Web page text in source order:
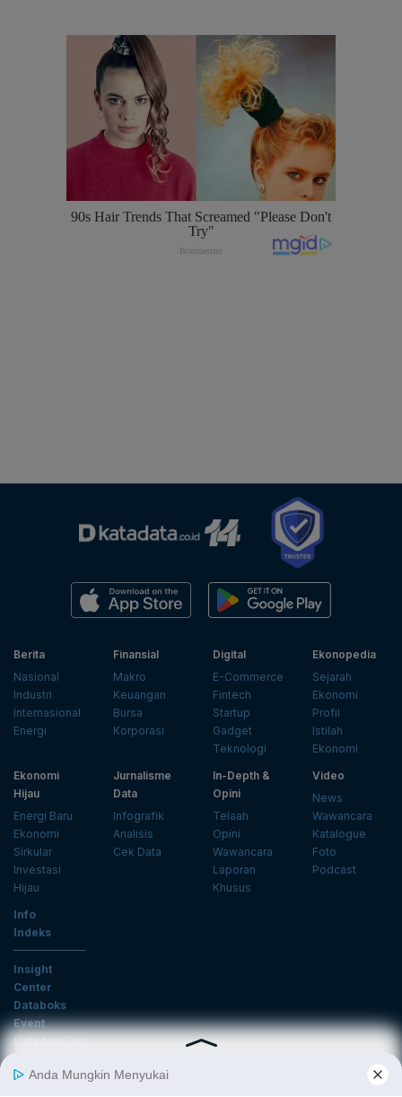
Berita
Nasional
Industri
Internasional
Energi
Finansial
Makro
Keuangan
Bursa
Korporasi
Digital
E-Commerce
Fintech
Startup
Gadget
Teknologi
Ekonopedia
Sejarah
Ekonomi
Profil
Istilah
Ekonomi
Ekonomi
Hijau
Energi Baru
Ekonomi
Sirkular
Investasi
Hijau
Jurnalisme
Data
Infografik
Analisis
Cek Data
In-Depth &
Opini
Telaah
Opini
Wawancara
Laporan
Khusus
Video
News
Wawancara
Katalogue
Foto
Podcast
Info
Indeks
Insight
Center
Databoks
Event
KatadataOto